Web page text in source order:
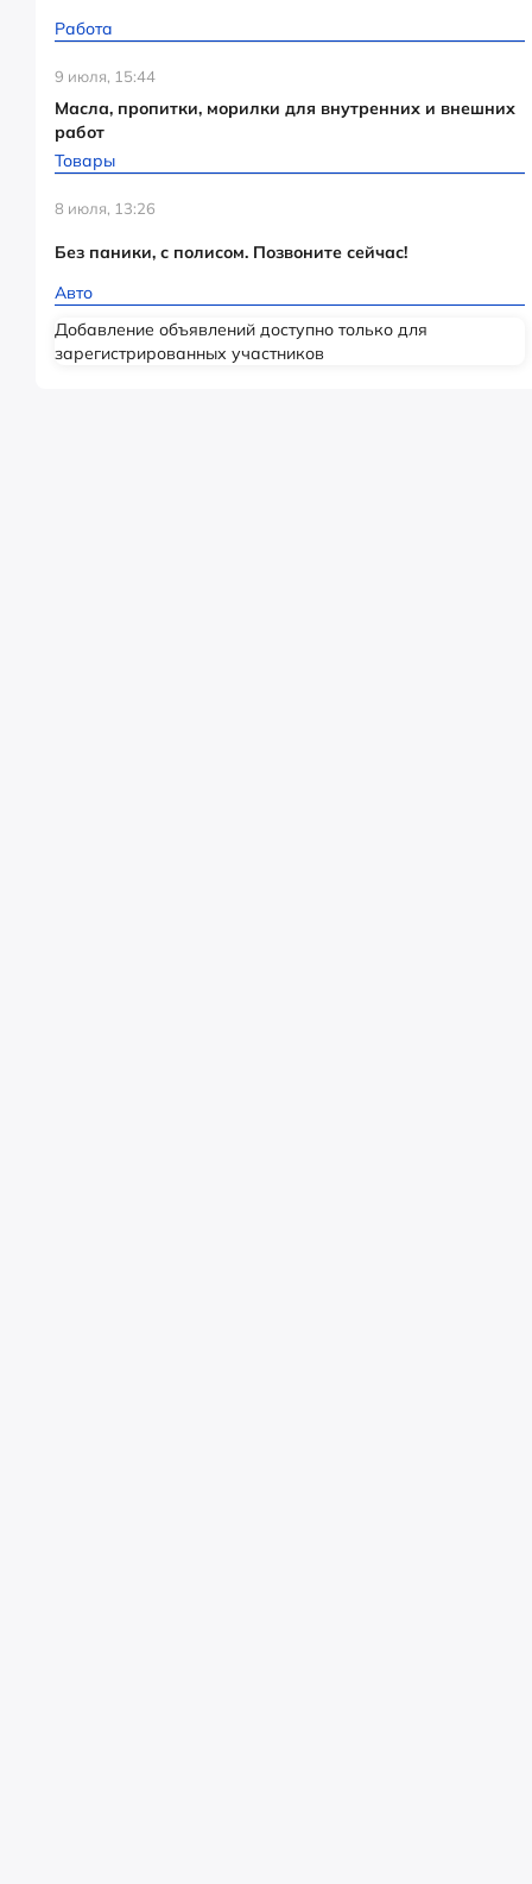
Работа
9 июля, 15:44
Масла, пропитки, морилки для внутренних и внешних
работ
Товары
8 июля, 13:26
Без паники, с полисом. Позвоните сейчас!
Авто
Добавление объявлений доступно только для
зарегистрированных участников